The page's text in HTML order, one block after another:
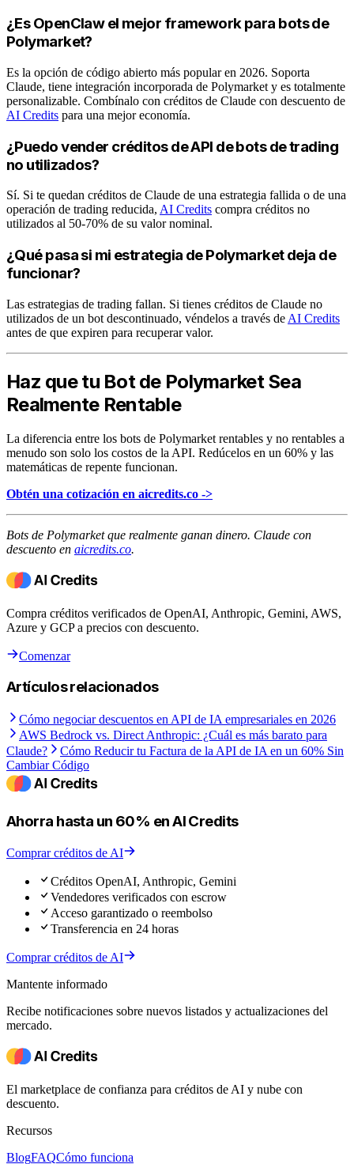
¿Es OpenClaw el mejor framework para bots de
Polymarket?
Es la opción de código abierto más popular en 2026. Soporta
Claude, tiene integración incorporada de Polymarket y es totalmente
personalizable. Combínalo con créditos de Claude con descuento de
AI Credits para una mejor economía.
¿Puedo vender créditos de API de bots de trading
no utilizados?
Sí. Si te quedan créditos de Claude de una estrategia fallida o de una
operación de trading reducida, AI Credits compra créditos no
utilizados al 50-70% de su valor nominal.
¿Qué pasa si mi estrategia de Polymarket deja de
funcionar?
Las estrategias de trading fallan. Si tienes créditos de Claude no
utilizados de un bot descontinuado, véndelos a través de AI Credits
antes de que expiren para recuperar valor.
Haz que tu Bot de Polymarket Sea
Realmente Rentable
La diferencia entre los bots de Polymarket rentables y no rentables a
menudo son solo los costos de la API. Redúcelos en un 60% y las
matemáticas de repente funcionan.
Obtén una cotización en aicredits.co ->
Bots de Polymarket que realmente ganan dinero. Claude con
descuento en aicredits.co.
Compra créditos verificados de OpenAI, Anthropic, Gemini, AWS,
Azure y GCP a precios con descuento.
Comenzar
Artículos relacionados
Cómo negociar descuentos en API de IA empresariales en 2026
AWS Bedrock vs. Direct Anthropic: ¿Cuál es más barato para
Claude?
Cómo Reducir tu Factura de la API de IA en un 60% Sin
Cambiar Código
Ahorra hasta un 60% en AI Credits
Comprar créditos de AI
Créditos OpenAI, Anthropic, Gemini
Vendedores verificados con escrow
Acceso garantizado o reembolso
Transferencia en 24 horas
Comprar créditos de AI
Mantente informado
Recibe notificaciones sobre nuevos listados y actualizaciones del
mercado.
El marketplace de confianza para créditos de AI y nube con
descuento.
Recursos
BlogFAQCómo funciona